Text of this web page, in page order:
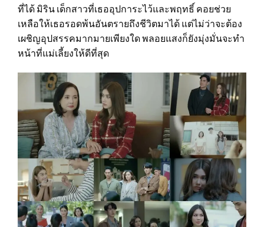
ที่ได้ มิริน เด็กสาวที่เธออุปการะไว้และพฤทธิ์ คอยช่วย
เหลือให้เธอรอดพ้นอันตรายถึงชีวิตมาได้ แต่ไม่ว่าจะต้อง
เผชิญอุปสรรคมากมายเพียงใด พลอยแสงก็ยังมุ่งมั่นจะทำ
หน้าที่แม่เลี้ยงให้ดีที่สุด